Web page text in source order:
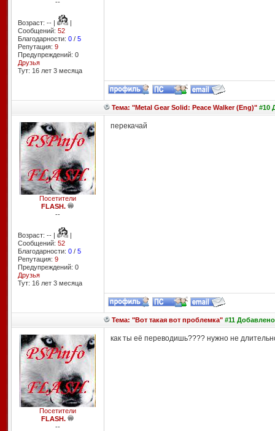
--
Возраст: -- |
|
Сообщений: 52
Благодарности: 0/ 5
Репутация: 9
Предупреждений: 0
Друзья
Тут: 16 лет 3 месяцa
Тема: "Metal Gear Solid: Peace Walker (Eng)"#10
Посетители
FLASH.
--
Возраст: -- |
|
Сообщений: 52
Благодарности: 0/ 5
Репутация: 9
Предупреждений: 0
Друзья
Тут: 16 лет 3 месяцa
перекачай
Тема: "Вот такая вот проблемка"#11
Посетители
FLASH.
--
как ты её переводишь???? нужно не